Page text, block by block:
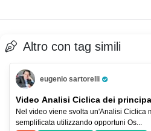
Altro con tag simili
eugenio sartorelli
Pro Trader
Video Analisi Ciclica dei
Nel video viene svolta un'Analisi Ciclica
semplificata utilizzando opportuni Os...